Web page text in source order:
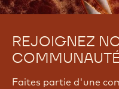
REJOIGNEZ
Faites partie d'une